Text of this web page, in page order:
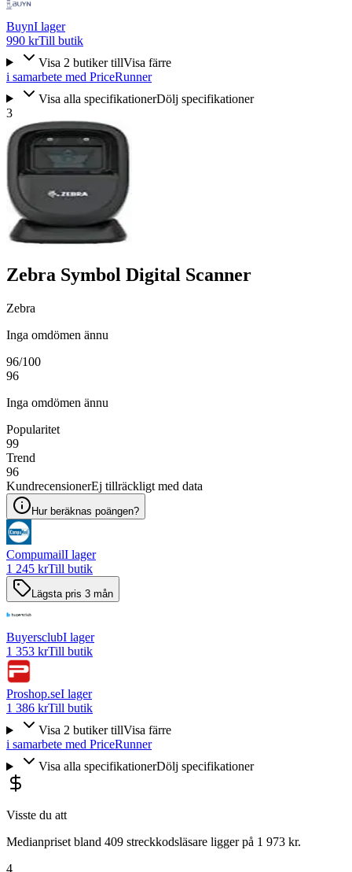
BuynI lager
990 krTill butik
Visa 2 butiker tillVisa färre
i samarbete med PriceRunner
Visa alla specifikationerDölj specifikationer
3
Zebra Symbol Digital Scanner
Zebra
Inga omdömen ännu
96/100
96
Inga omdömen ännu
Popularitet
99
Trend
96
KundrecensionerEj tillräckligt med data
Hur beräknas poängen?
CompumailI lager
1 245 krTill butik
Lägsta pris 3 mån
BuyersclubI lager
1 353 krTill butik
Proshop.seI lager
1 386 krTill butik
Visa 2 butiker tillVisa färre
i samarbete med PriceRunner
Visa alla specifikationerDölj specifikationer
Visste du att
Medianpriset bland 409 streckkodsläsare ligger på 1 973 kr.
4